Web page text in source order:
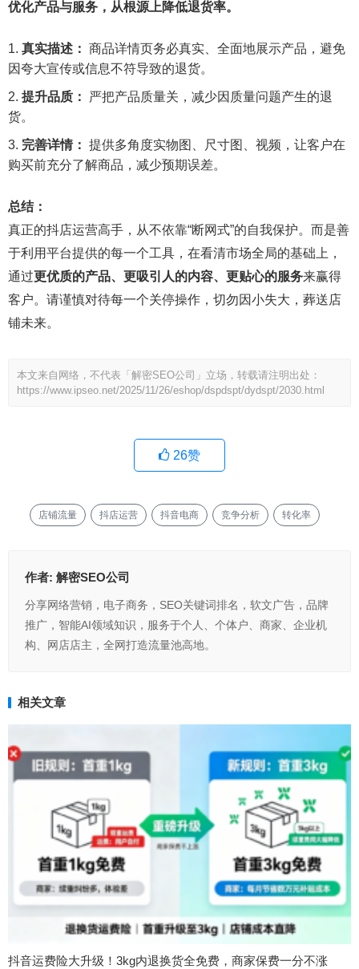
优化产品与服务，从根源上降低退货率。
真实描述： 商品详情页务必真实、全面地展示产品，避免
因夸大宣传或信息不符导致的退货。
提升品质：
严把产品质量关，减少因质量问题产生的退
货。
完善详情： 提供多角度实物图、尺寸图、视频，让客户在
购买前充分了解商品，减少预期误差。
总结：
真正的抖店运营高手，从不依靠“断网式”的自我保护。而是善
于利用平台提供的每一个工具，在看清市场全局的基础上，
通过更优质的产品、更吸引人的内容、更贴心的服务来赢得
客户。请谨慎对待每一个关停操作，切勿因小失大，葬送店
铺未来。
本文来自网络，不代表「解密SEO公司」立场，转载请注明出处：
https://www.ipseo.net/2025/11/26/eshop/dspdspt/dydspt/2030.html
26赞
店铺流量 抖店运营 抖音电商 竞争分析 转化率
作者: 解密SEO公司
分享网络营销，电子商务，SEO关键词排名，软文广告，品牌
推广，智能AI领域知识，服务于个人、个体户、商家、企业机
构、网店店主，全网打造流量池高地。
相关文章
抖音运费险大升级！3kg内退换货全免费，商家保费一分不涨